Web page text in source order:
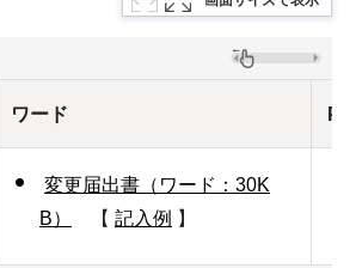
ワード
変更届出書（ワード：30K
B）
【 記入例 】